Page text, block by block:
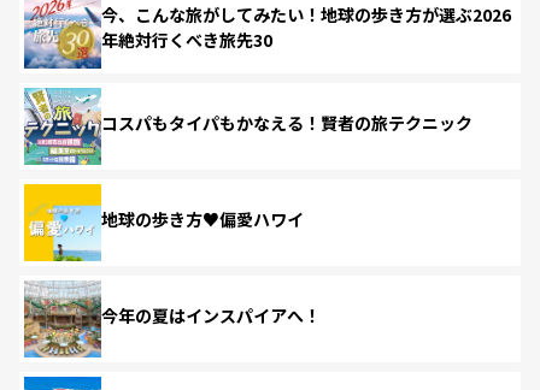
今、こんな旅がしてみたい！地球の歩き方が選ぶ2026
年絶対行くべき旅先30
コスパもタイパもかなえる！賢者の旅テクニック
地球の歩き方♥偏愛ハワイ
今年の夏はインスパイアへ！